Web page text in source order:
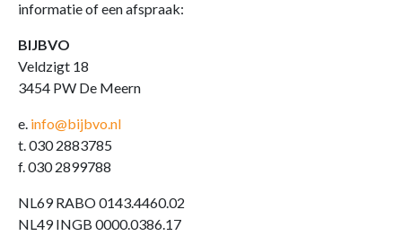
informatie of een afspraak:
BIJBVO
Veldzigt 18
3454 PW De Meern
e. info@bijbvo.nl
t. 030 2883785
f. 030 2899788
NL69 RABO 0143.4460.02
NL49 INGB 0000.0386.17